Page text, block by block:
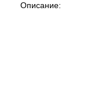
Описание: